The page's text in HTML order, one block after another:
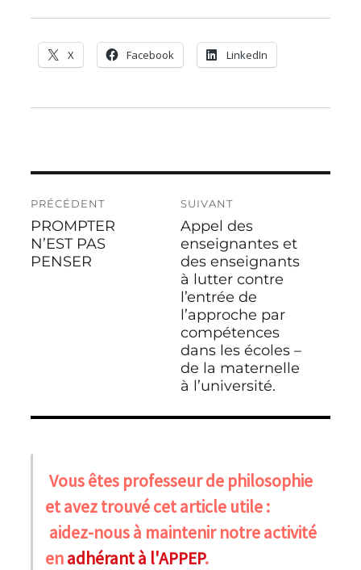
X Facebook LinkedIn
de
l’article
PRÉCÉDENT
Publication
précédente :
PROMPTER
N’EST PAS
PENSER
SUIVANT
Publication
suivante :
Appel des
enseignantes et
des enseignants
à lutter contre
l’entrée de
l’approche par
compétences
dans les écoles –
de la maternelle
à l’université.
Vous êtes professeur de philosophie
et avez trouvé cet article utile :
aidez-nous à maintenir notre activité
enadhérant à l'APPEP.